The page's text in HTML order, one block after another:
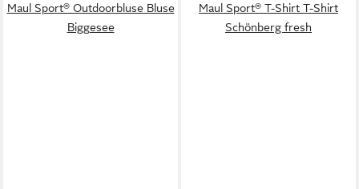
Maul Sport® Outdoorbluse Bluse
Biggesee
Maul Sport® T-Shirt T-Shirt
Schönberg fresh